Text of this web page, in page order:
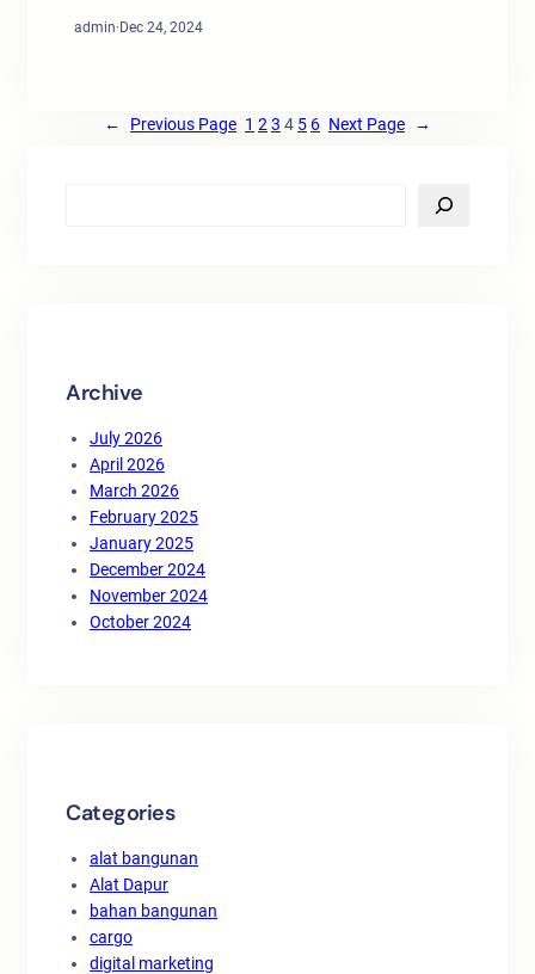
admin·Dec 24, 2024
← Previous Page 1 2 3 4 5 6 Next Page →
Archive
July 2026
April 2026
March 2026
February 2025
January 2025
December 2024
November 2024
October 2024
Categories
alat bangunan
Alat Dapur
bahan bangunan
cargo
digital marketing